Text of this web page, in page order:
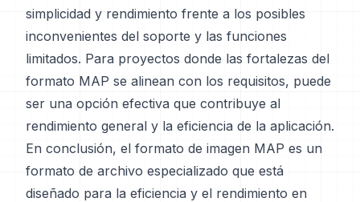
simplicidad y rendimiento frente a los posibles
inconvenientes del soporte y las funciones
limitados. Para proyectos donde las fortalezas del
formato MAP se alinean con los requisitos, puede
ser una opción efectiva que contribuye al
rendimiento general y la eficiencia de la aplicación.
En conclusión, el formato de imagen MAP es un
formato de archivo especializado que está
diseñado para la eficiencia y el rendimiento en